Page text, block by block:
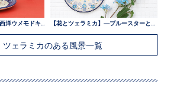
ツェラミカのある風景一覧